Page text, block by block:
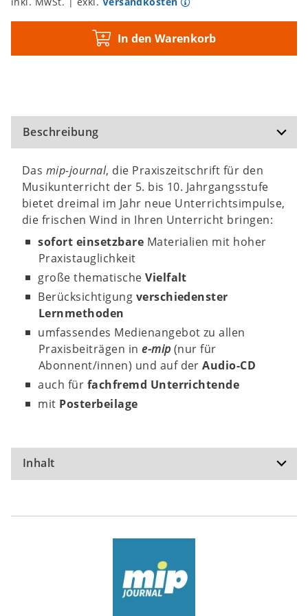
In den Warenkorb
Beschreibung
Das mip-journal, die Praxiszeitschrift für den
Musikunterricht der 5. bis 10. Jahrgangsstufe
bietet dreimal im Jahr neue Unterrichtsimpulse,
die frischen Wind in Ihren Unterricht bringen:
sofort einsetzbare Materialien mit hoher
Praxistauglichkeit
große thematischeVielfalt
Berücksichtigung verschiedenster
Lernmethoden
umfassendes Medienangebot zu allen
Praxisbeiträgen ine-mip (nur für
Abonnent/innen) und auf derAudio-CD
auch für fachfremd Unterrichtende
mit Posterbeilage
Inhalt
Aktuell
Das digitalemip-journal